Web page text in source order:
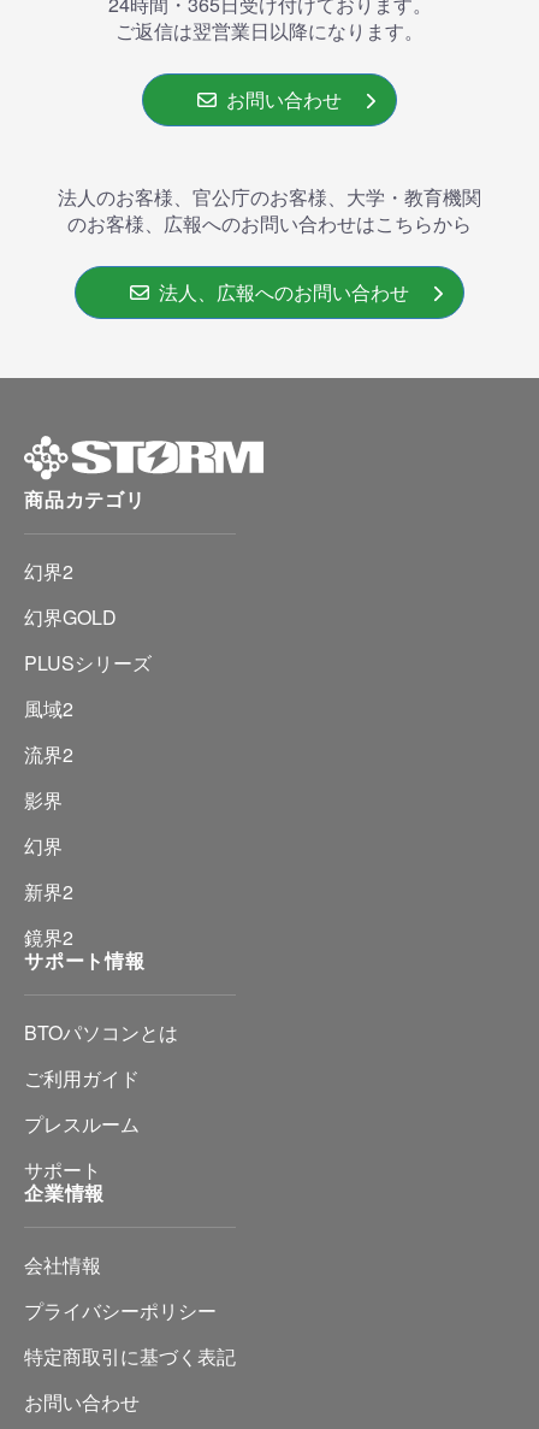
ご返信は翌営業⽇以降になります。
お問い合わせ
法人のお客様、官公庁のお客様、大学・教育機関
のお客様、広報へのお問い合わせはこちらから
法人、広報へのお問い合わせ
商品カテゴリ
幻界2
幻界GOLD
PLUSシリーズ
風域2
流界2
影界
幻界
新界2
鏡界2
サポート情報
BTOパソコンとは
ご利用ガイド
プレスルーム
サポート
企業情報
会社情報
プライバシーポリシー
特定商取引に基づく表記
お問い合わせ